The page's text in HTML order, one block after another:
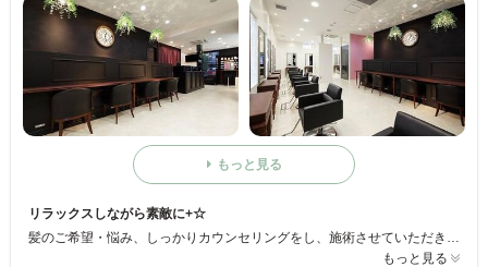
もっと見る
リラックスしながら素敵に+☆
もっと見る